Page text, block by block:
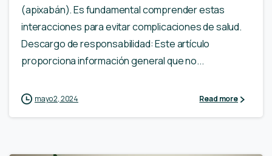
(apixabán). Es fundamental comprender estas
interacciones para evitar complicaciones de salud.
Descargo de responsabilidad: Este artículo
proporciona información general que no...
mayo 2, 2024 Read more